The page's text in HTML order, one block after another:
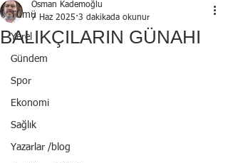
Tümü
Yerel
Gündem
Spor
Ekonomi
Sağlık
Yazarlar /blog
BALIKÇILARIN GÜNAHI
Osman Kademoğlu
7 Haz 2025 3 dakikada okunur